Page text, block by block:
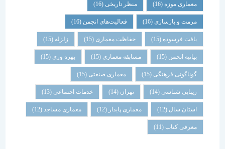
معماری موزه(16) منظر تاریخی (16)
مرمت و بازسازی(16) فعالیت‌های انجمن(16)
بافت فرسوده (15) حفاظت معماری (15) زلزله
بیانیه انجمن(15) مسابقه معماری (15) بهره وری(15)
گوناگونی فرهنگی (15) معماری صنعتی(15)
زیبایی شناسی (14) تهران خدمات اجتماعی (13)
استان سال(12) معماری پایدار (12) معماری مساجد(12)
معرفی کتاب(11)